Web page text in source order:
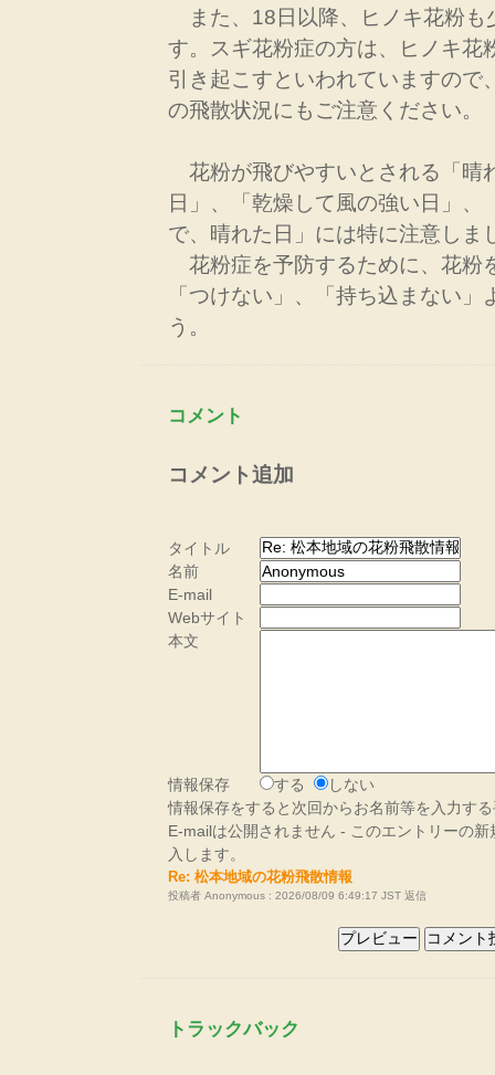
また、18日以降、ヒノキ花粉も
す。スギ花粉症の方は、ヒノキ花
引き起こすといわれていますので
の飛散状況にもご注意ください。
花粉が飛びやすいとされる「晴
日」、「乾燥して風の強い日」、
で、晴れた日」には特に注意しま
花粉症を予防するために、花粉
「つけない」、「持ち込まない」
う。
コメント
コメント追加
タイトル
名前
E-mail
Webサイト
本文
情報保存 する
しない
情報保存をすると次回からお名前等を入力す
E-mailは公開されません - このエントリーの
入します。
Re: 松本地域の花粉飛散情報
投稿者 Anonymous : 2026/08/09 6:49:17 JST 返信
トラックバック